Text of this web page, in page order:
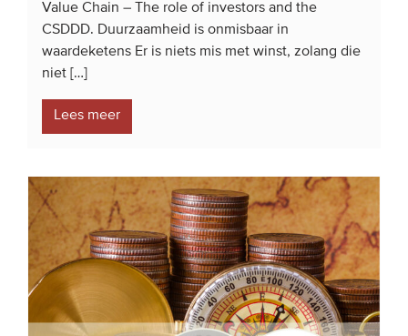
Value Chain – The role of investors and the
CSDDD. Duurzaamheid is onmisbaar in
waardeketens Er is niets mis met winst, zolang die
niet […]
Lees meer